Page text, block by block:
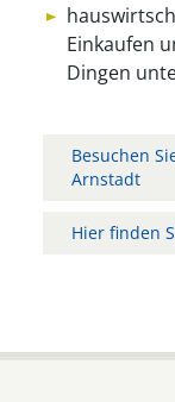
Einkaufen
Dingen
Besuchen
Arnstadt
Hier finden